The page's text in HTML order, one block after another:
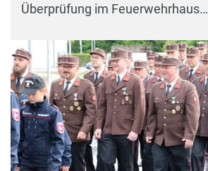
Überprüfung im Feuerwehrhaus…